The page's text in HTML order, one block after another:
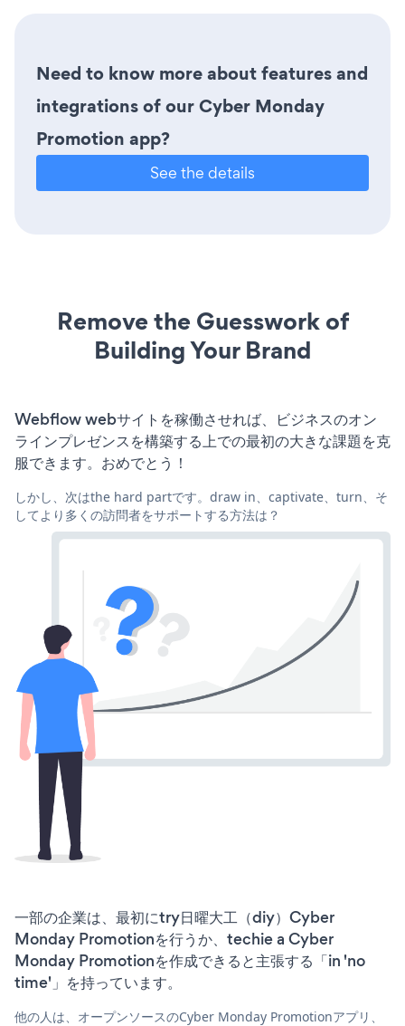
Need to know more about features and
integrations of our Cyber Monday
Promotion app?
See the details
Remove the Guesswork of
Building Your Brand
Webflow webサイトを稼働させれば、ビジネスのオン
ラインプレゼンスを構築する上での最初の大きな課題を克
服できます。おめでとう！
しかし、次はthe hard partです。draw in、captivate、turn、そ
してより多くの訪問者をサポートする方法は？
一部の企業は、最初にtry日曜大工（diy）Cyber
Monday Promotionを行うか、techie a Cyber
Monday Promotionを作成できると主張する「in 'no
time'」を持っています。
他の人は、オープンソースのCyber Monday Promotionアプリ、